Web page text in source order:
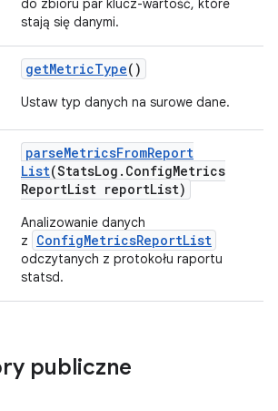
do zbioru par klucz-wartość, które
stają się danymi.
getMetricType()
Ustaw typ danych na surowe dane.
parseMetricsFromReport
List(StatsLog . ConfigMetrics
ReportList reportList)
Analizowanie danych
z
ConfigMetricsReportList
odczytanych z protokołu raportu
statsd.
publiczne